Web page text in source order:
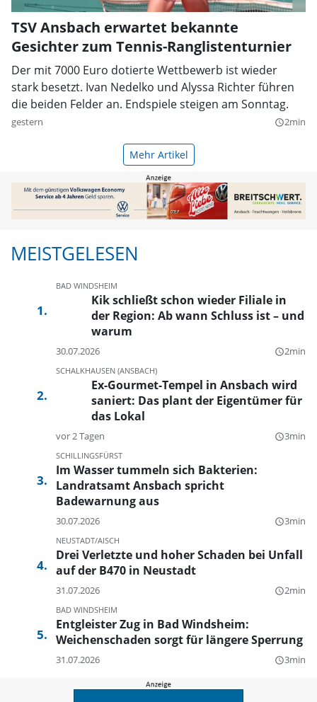
TSV Ansbach erwartet bekannte
Gesichter zum Tennis-Ranglistenturnier
Der mit 7000 Euro dotierte Wettbewerb ist wieder
stark besetzt. Ivan Nedelko und Alyssa Richter führen
die beiden Felder an. Endspiele steigen am Sonntag.
gestern query_builder2min
Mehr Artikel
MEISTGELESEN
BAD WINDSHEIM
Kik schließt schon wieder Filiale in
der Region: Ab wann Schluss ist – und
warum
30.07.2026 query_builder2min
SCHALKHAUSEN (ANSBACH)
Ex-Gourmet-Tempel in Ansbach wird
saniert: Das plant der Eigentümer für
das Lokal
vor 2 Tagen query_builder3min
SCHILLINGSFÜRST
Im Wasser tummeln sich Bakterien:
Landratsamt Ansbach spricht
Badewarnung aus
30.07.2026 query_builder3min
NEUSTADT/AISCH
Drei Verletzte und hoher Schaden bei Unfall
auf der B470 in Neustadt
31.07.2026 query_builder2min
BAD WINDSHEIM
Entgleister Zug in Bad Windsheim:
Weichenschaden sorgt für längere Sperrung
31.07.2026 query_builder3min